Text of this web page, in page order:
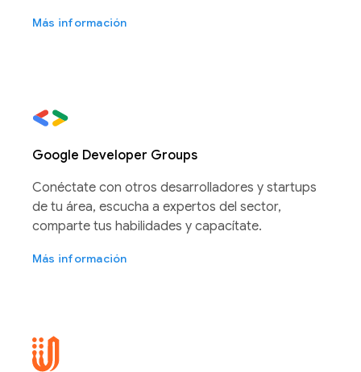
Más información
Google Developer Groups
Conéctate con otros desarrolladores y startups
de tu área, escucha a expertos del sector,
comparte tus habilidades y capacítate.
Más información